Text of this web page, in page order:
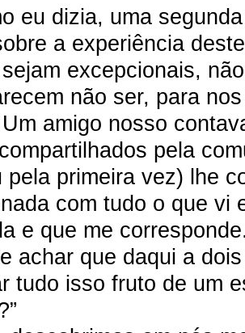
eu dizia, uma
a experiência
excepcionais,
não ser, para
amigo nosso
pela
pela primeira vez) lhe
com tudo o que vi
e que me
achar que daqui a
tudo isso fruto de um